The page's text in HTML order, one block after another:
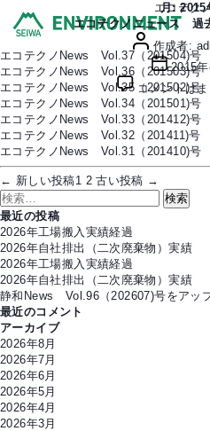
月: 2015
カ
テ
ゴ
リ
ー
エコテク
エコテクノニュース 過
投
稿
者
作成者:
投
稿
日
2015
エ
コ
テ
ク
ノ
ニ
ュ
ー
ス
去
ロ
グ
（Vol.31
コメントは
エコテクノNews Vol.40（201507)号
エコテクノNews Vol.39（201506)号
エコテクノNews Vol.38（201505)号
エコテクノNews Vol.37（201504)号
エコテクノNews Vol.36（201503)号
エコテクノNews Vol.35（201502)号
エコテクノNews Vol.34（201501)号
エコテクノNews Vol.33（201412)号
エコテクノNews Vol.32（201411)号
エコテクノNews Vol.31（201410)号
投
稿
の
ペ
ー
ジ
送
り
← 新しい投稿1 2 古い投稿 →
検
索
対
象:
最近の投稿
2026年工場搬入実績経過
2026年自社排出（二次廃棄物）実績
2026年工場搬入実績経過
2026年自社排出（二次廃棄物）実績
静和News Vol.96（202607)号をアッ
最近のコメント
アーカイブ
2026年8月
2026年7月
2026年6月
2026年5月
2026年4月
2026年3月